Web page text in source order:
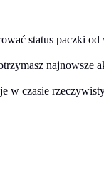
status paczki
najnowsze
w czasie